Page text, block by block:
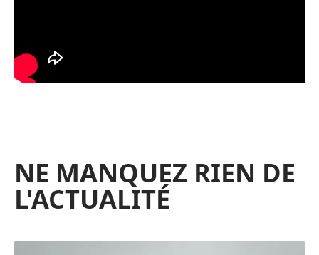
NE MANQUEZ RIEN DE
L'ACTUALITÉ